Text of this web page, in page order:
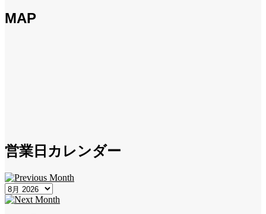
MAP
営業日カレンダー